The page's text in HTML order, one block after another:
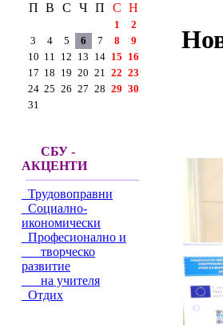
П В С Ч П С Н
1
2
3
4 5 6 7 8
9
10 11 12 13 14 15 16
17 18 19 20 21 22 23
24 25 26 27 28 29 30
31
СБУ -
АКЦЕНТИ
Трудовоправни
Социално-
икономически
Професионално и
творческо
развитие
на учителя
Отдих